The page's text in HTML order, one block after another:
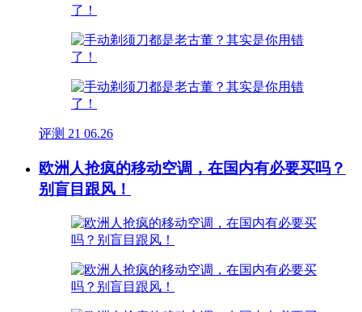
评测 21 06.26
欧洲人抢疯的移动空调，在国内有必要买吗？
别盲目跟风！